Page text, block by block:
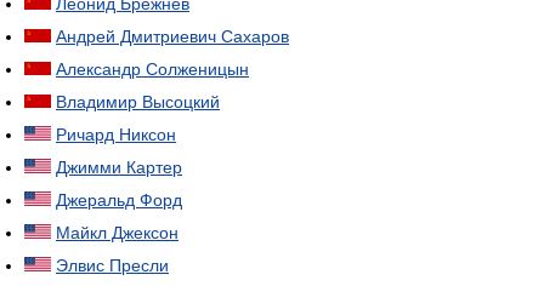
Андрей Дмитриевич Сахаров
Александр Солженицын
Владимир Высоцкий
Ричард Никсон
Джимми Картер
Джеральд Форд
Майкл Джексон
Элвис Пресли